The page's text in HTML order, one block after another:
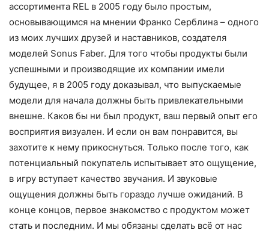
ассортимента REL в 2005 году было простым,
основывающимся на мнении Франко Серблина – одного
из моих лучших друзей и наставников, создателя
моделей Sonus Faber. Для того чтобы продукты были
успешными и производящие их компании имели
будущее, я в 2005 году доказывал, что выпускаемые
модели для начала должны быть привлекательными
внешне. Каков бы ни был продукт, ваш первый опыт его
восприятия визуален. И если он вам понравится, вы
захотите к нему прикоснуться. Только после того, как
потенциальный покупатель испытывает это ощущение,
в игру вступает качество звучания. И звуковые
ощущения должны быть гораздо лучше ожиданий. В
конце концов, первое знакомство с продуктом может
стать и последним. И мы обязаны сделать всё от нас